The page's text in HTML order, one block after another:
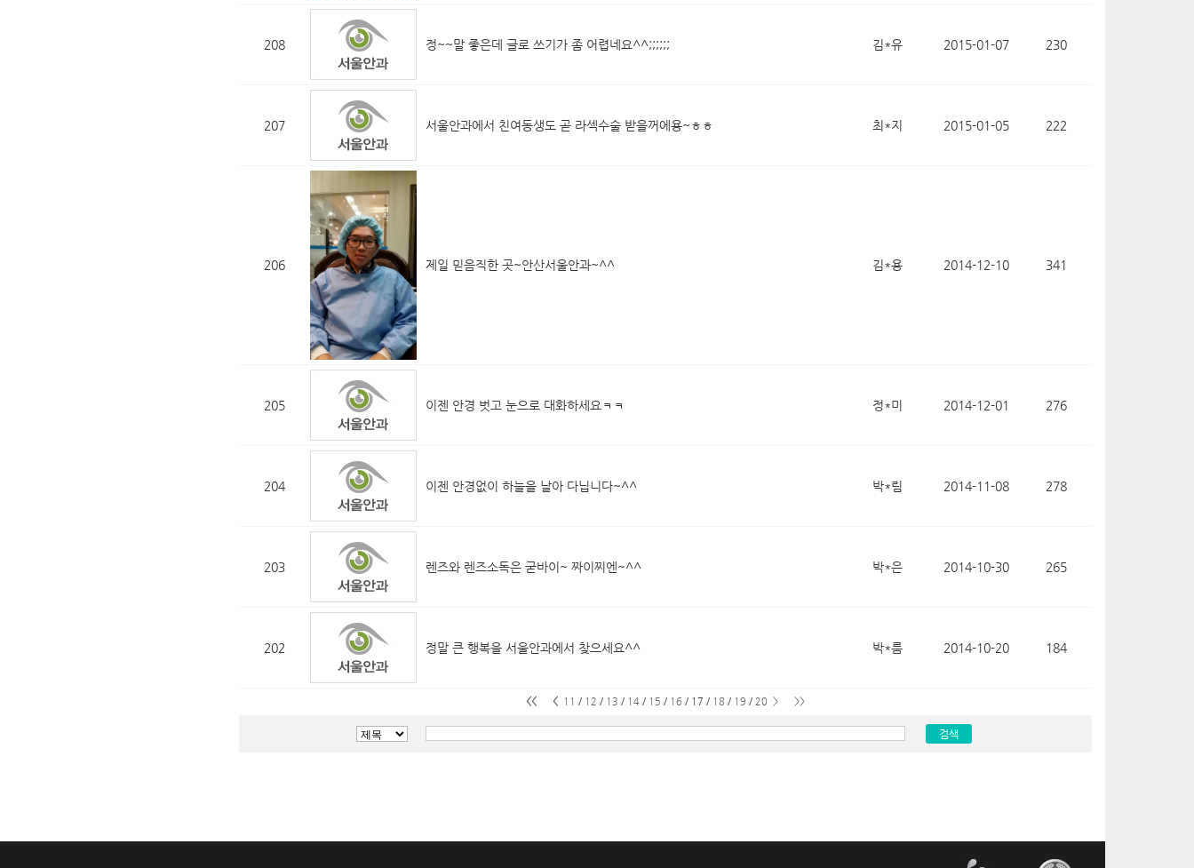
208 정~~말 좋은데 글로 쓰기가 좀 어렵네요^^;;;;;; 김*유 2015-01-07 230
207 서울안과에서 친여동생도 곧 라섹수술 받을꺼에용~ㅎㅎ 최*지 2015-01-05 222
206 제일 믿음직한 곳~안산서울안과~^^ 김*용 2014-12-10 341
205 이젠 안경 벗고 눈으로 대화하세요ㅋㅋ 정*미 2014-12-01 276
204 이젠 안경없이 하늘을 날아 다닙니다~^^ 박*림 2014-11-08 278
203 렌즈와 렌즈소독은 굳바이~ 짜이찌엔~^^ 박*은 2014-10-30 265
202 정말 큰 행복을 서울안과에서 찾으세요^^ 박*름 2014-10-20 184
<< < 11 / 12 / 13 / 14 / 15 / 16 / 17 / 18 / 19 / 20 > >>
검색